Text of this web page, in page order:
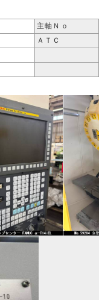
主軸Ｎｏ
ＡＴＣ